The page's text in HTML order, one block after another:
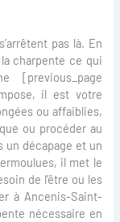
pas là. En
charpente ce qui
il est votre
ou affaiblies,
ou procéder au
un décapage et un
il met le
de l’être ou les
à Ancenis-Saint-
nécessaire en